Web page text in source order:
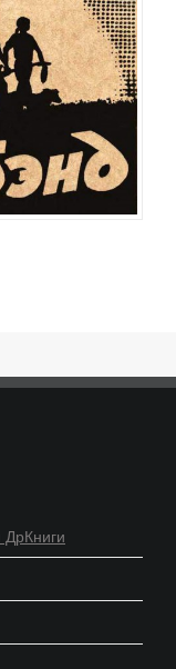
ДрКниги